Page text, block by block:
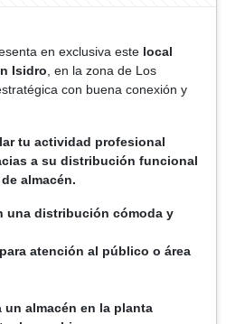
en exclusiva este local
Isidro , en la zona de Los
con buena conexión y
tu actividad profesional
a su distribución funcional
almacén.
una distribución cómoda y
atención al público o área
un almacén en la planta